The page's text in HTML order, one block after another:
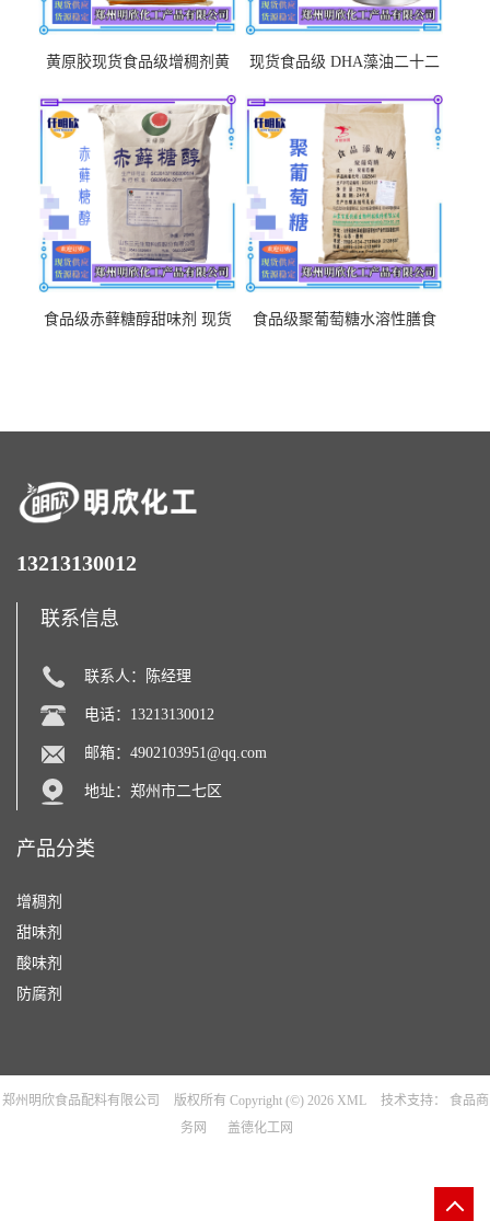
黄原胶现货食品级增稠剂黄
中轩黄原胶
现货食品级 DHA藻油二十二
惠DHA藻油
食品级赤藓糖醇甜味剂 现货
食品级聚葡萄糖水溶性膳食
13213130012
联系信息
联系人：陈经理
电话：13213130012
邮箱： 4902103951@qq.com
地址：郑州市二七区
产品分类
增稠剂
甜味剂
酸味剂
防腐剂
郑州明欣食品配料有限公司 版权所有 Copyright (©) 2026 XML 技术支持：
食品商
务网
盖德化工网